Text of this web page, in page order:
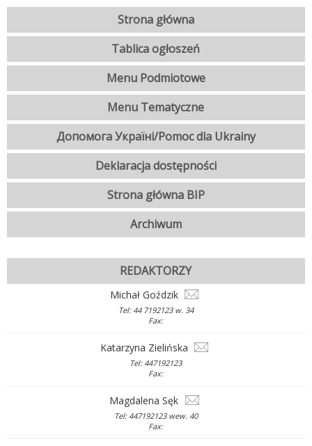
Strona główna
Tablica ogłoszeń
Menu Podmiotowe
Menu Tematyczne
Допомога Україні/Pomoc dla Ukrainy
Deklaracja dostępności
Strona główna BIP
Archiwum
REDAKTORZY
Michał Goździk
Tel: 44 7192123 w. 34
Fax:
Katarzyna Zielińska
Tel: 447192123
Fax:
Magdalena Sęk
Tel: 447192123 wew. 40
Fax: